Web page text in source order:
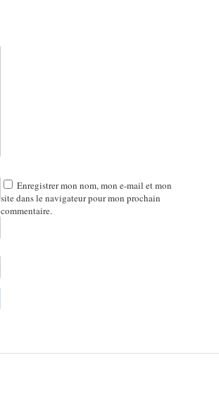
Enregistrer mon nom, mon e-mail et mon
site dans le navigateur pour mon prochain
commentaire.